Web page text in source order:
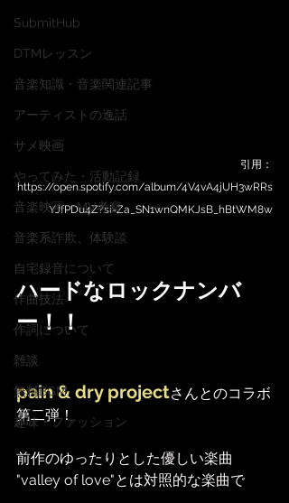
SubmitHub
DTMレッスン
音楽知識・音楽関連記事
アーティストの逸話
サメ映画
やってみた・活動記録
音楽映画、MV考察
音楽系詐欺、体験談
自宅録音について
作曲技法
作詞について
雑談
無料BGM
趣味・ファッション
引用：
https://open.spotify.com/album/4V4vA4jUH3wRRs
YJfPDu4Z?si=Za_SN1wnQMKJsB_hBtWM8w
ハードなロックナンバ
ー！！
pain & dry projectさんとのコラボ
第二弾！
前作のゆったりとした優しい楽曲
"valley of love"とは対照的な楽曲で